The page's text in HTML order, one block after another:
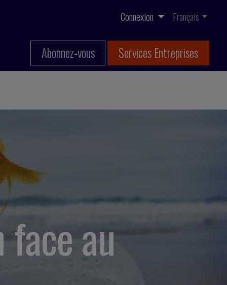
Connexion Français
Abonnez-vous Services Entreprises
au